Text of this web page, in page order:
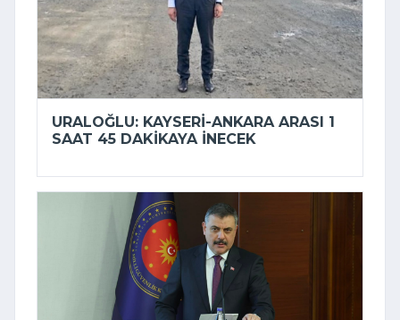
URALOĞLU: KAYSERI-ANKARA ARASI 1
SAAT 45 DAKIKAYA INECEK